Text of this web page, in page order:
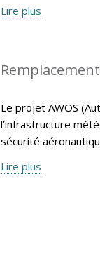
Lire plus
Le projet AWOS
l’infrastructure
sécurité
Lire plus